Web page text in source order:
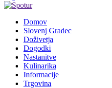
Domov
Slovenj Gradec
Doživetja
Dogodki
Nastanitve
Kulinarika
Informacije
Trgovina